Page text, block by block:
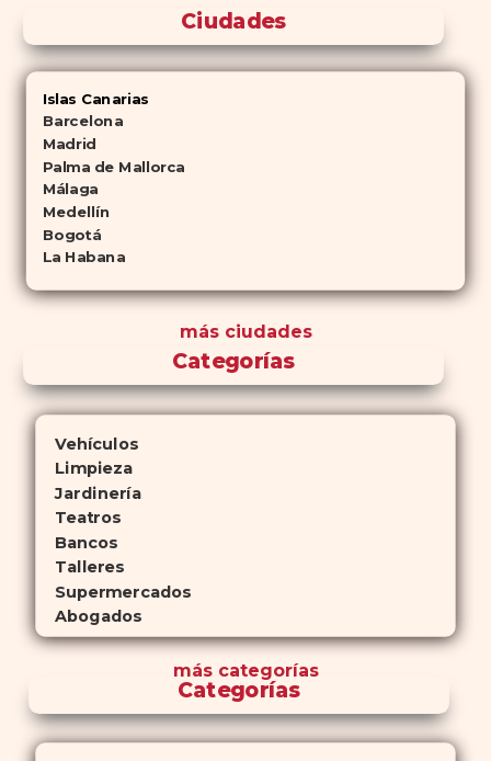
Ciudades
Islas Canarias
Barcelona
Madrid
Palma de Mallorca
Málaga
Medellín
Bogotá
La Habana
más ciudades
Categorías
Vehículos
Limpieza
Jardinería
Teatros
Bancos
Talleres
Supermercados
Abogados
máscategorías
Categorías